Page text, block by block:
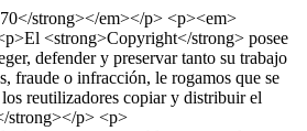
strong></em></p> <p><em>
<strong>Copyright</strong> posee
defender y preservar tanto su trabajo
fraude o infracción, le rogamos que se
reutilizadores copiar y distribuir el
strong></p> <p>